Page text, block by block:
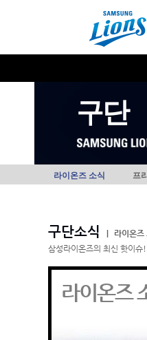
구단
라이온즈 소식 프
구단소식
라이온즈
삼성라이온즈의 최신 핫이슈
라이온즈